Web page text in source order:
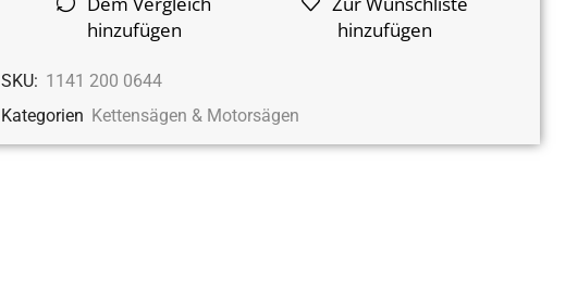
hinzufügen
hinzufügen
SKU: 1141 200 0644
Kategorien Kettensägen & Motorsägen